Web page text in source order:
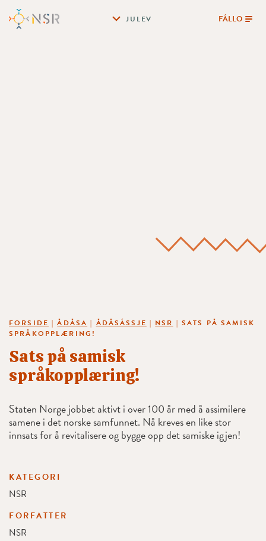
JULEV FÁLLO
FORSIDE |ÅDÅSA | ÅDÅSÁSSJE | NSR |SATS PÅ SAMISK
SPRÅKOPPLÆRING!
Sats på samisk
språkopplæring!
Staten Norge jobbet aktivt i over 100 år med å assimilere
samene i det norske samfunnet. Nå kreves en like stor
innsats for å revitalisere og bygge opp det samiske igjen!
KATEGORI
NSR
FORFATTER
NSR